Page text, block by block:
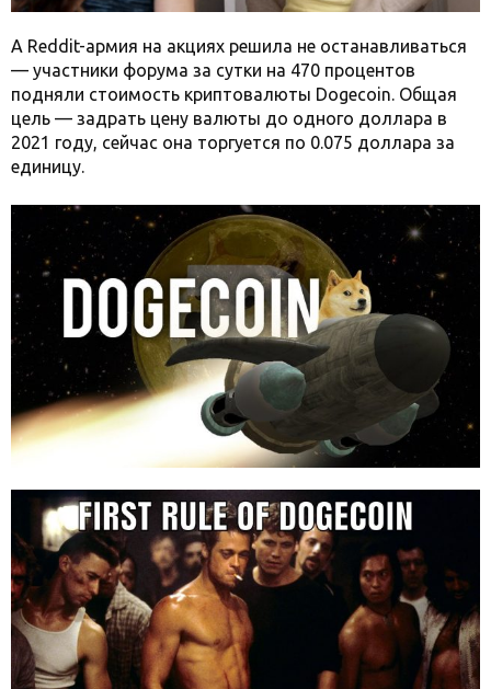
А Reddit-армия на акциях решила не останавливаться
— участники форума за сутки на 470 процентов
подняли стоимость криптовалюты Dogecoin. Общая
цель — задрать цену валюты до одного доллара в
2021 году, сейчас она торгуется по 0.075 доллара за
единицу.